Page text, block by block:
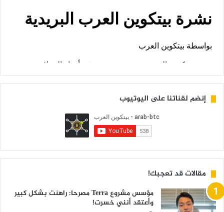
إنضم لقناتنا على اليوتيوب
مقالات قد تعجبك!
مؤسس مشروع Terra مصرحا: راهنت بشكل كبير
وأعتقد أنني خسرت!